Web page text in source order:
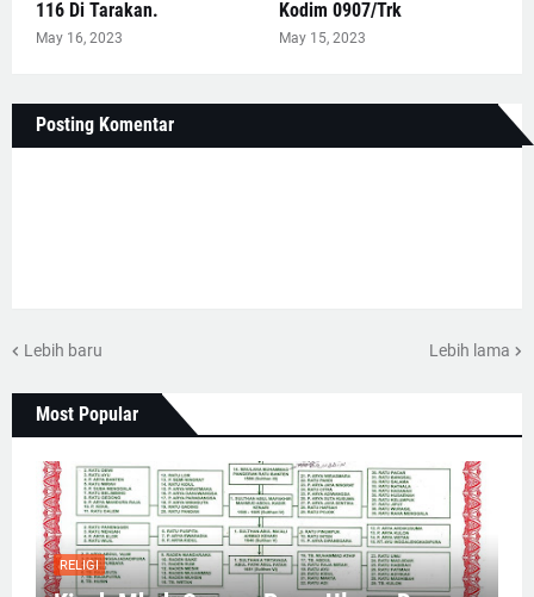
116 Di Tarakan.
May 16, 2023
Kodim 0907/Trk
May 15, 2023
Posting Komentar
Lebih baru Lebih lama
Most Popular
RELIGI